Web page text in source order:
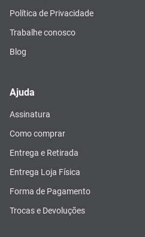
Política de Privacidade
Trabalhe conosco
Blog
Ajuda
Assinatura
Como comprar
Entrega e Retirada
Entrega Loja Física
Forma de Pagamento
Trocas e Devoluções